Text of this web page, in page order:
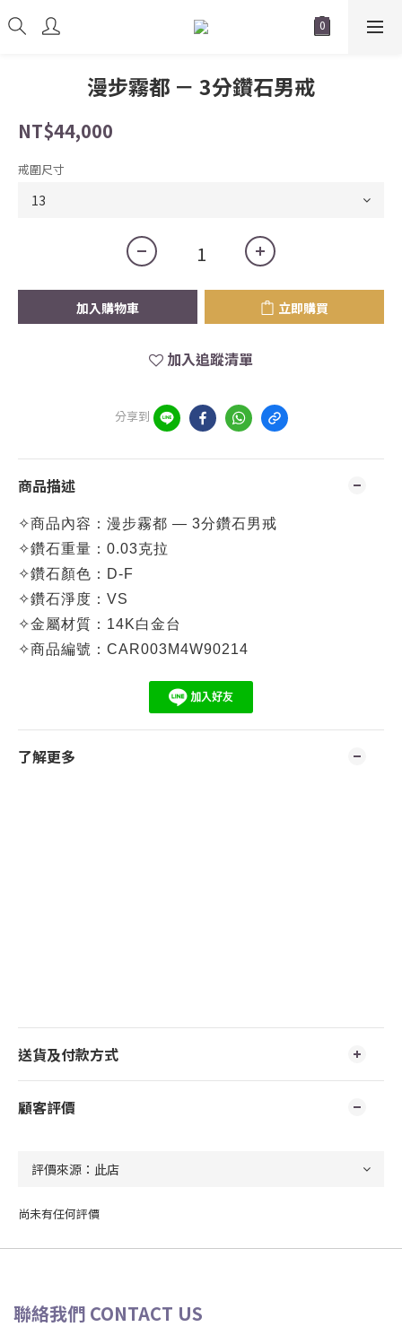
漫步霧都 － 3分鑽石男戒
NT$44,000
戒圍尺寸
加入購物車 立即購買
加入追蹤清單
分享到
商品描述
✧商品內容：漫步霧都 — 3分鑽石男戒
✧鑽石重量：0.03克拉
✧鑽石顏色：D-F
✧鑽石淨度：VS
✧金屬材質： 14K白金台
✧商品編號：CA R003M4W90214
了解更多
送貨及付款方式
顧客評價
尚未有任何評價
聯絡我們 CONTACT US